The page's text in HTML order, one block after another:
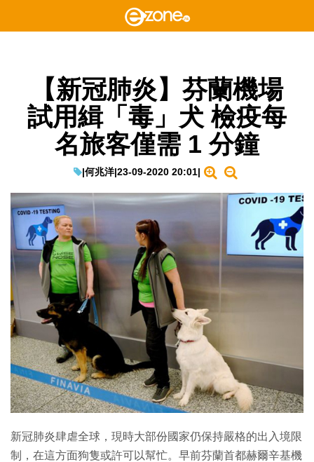
【新冠肺炎】芬蘭機場
試用緝「毒」犬 檢疫每
名旅客僅需 1 分鐘
|何兆洋|23-09-2020 20:01|
新冠肺炎肆虐全球，現時大部份國家仍保持嚴格的出入境限
制，在這方面狗隻或許可以幫忙。早前芬蘭首都赫爾辛基機